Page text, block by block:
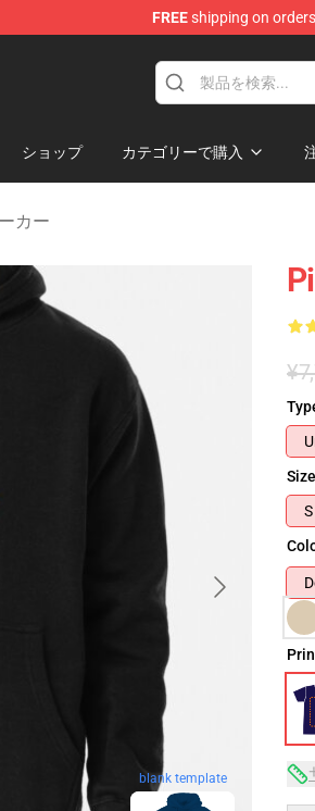
FREEshipping on
Shop
ショップ カテゴリーで購入
カー
blank template
Size
S